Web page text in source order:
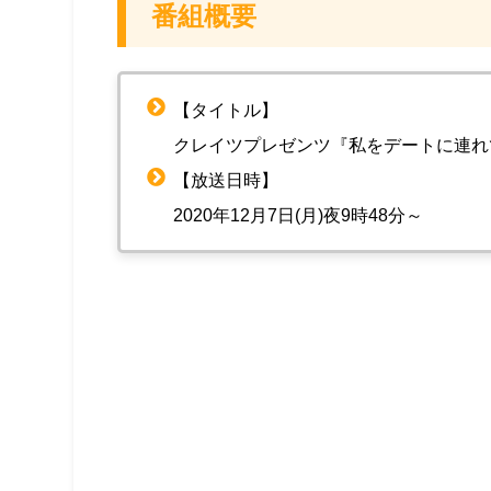
番組概要
【タイトル】
クレイツプレゼンツ『私をデートに連
【放送日時】
2020年12月7日(月)夜9時48分～